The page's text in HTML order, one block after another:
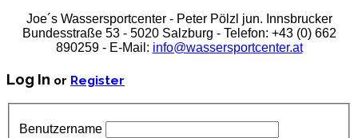
Joe´s Wassersportcenter - Peter Pölzl jun. Innsbrucker
Bundesstraße 53 - 5020 Salzburg - Telefon: +43 (0) 662
890259 - E-Mail: info@wassersportcenter.at
Log In or Register
Benutzername